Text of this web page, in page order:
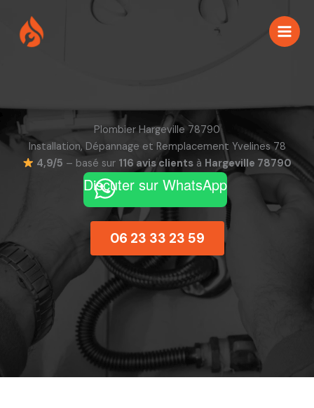
contenu
Plombier Hargeville 78790
Installation, Dépannage et Remplacement Yvelines 78
4,9/5 – basé sur 116 avis clients à Hargeville 78790
Discuter sur WhatsApp
06 23 33 23 59